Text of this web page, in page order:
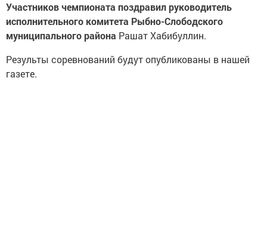
Участников чемпионата поздравил руководитель
исполнительного комитета Рыбно-Слободского
муниципального района Рашат Хабибуллин.
Результы соревнований будут опубликованы в нашей
газете.